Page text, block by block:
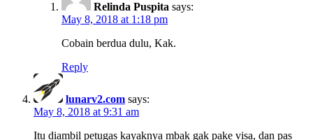
Relinda Puspita says:
May 8, 2018 at 1:18 pm
Cobain berdua dulu, Kak.
Reply
lunarv2.com says:
May 8, 2018 at 9:31 am
Itu diambil petugas kayaknya mbak gak pake visa, dan pas